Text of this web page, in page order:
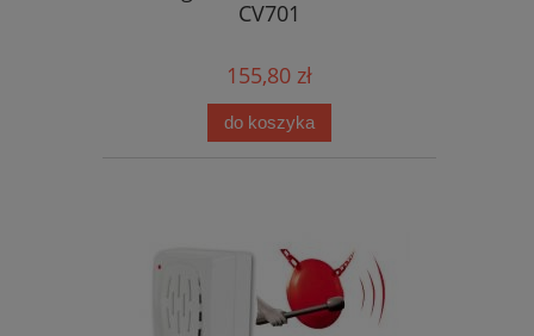
CV701
155,80 zł
do koszyka